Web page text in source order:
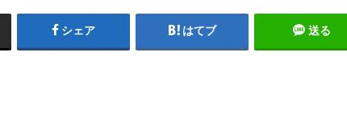
シェア はてブ 送る